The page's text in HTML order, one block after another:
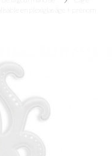
en plexiglas âge + prénom